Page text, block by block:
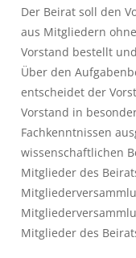
Der Beirat soll den
aus Mitgliedern
Vorstand bestellt
Über den
entscheidet der
Vorstand in
Fachkenntnissen
wissenschaftlichen
Mitglieder des
Mitglieder des